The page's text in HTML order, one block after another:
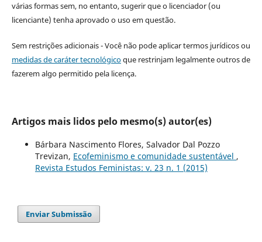
várias formas sem, no entanto, sugerir que o licenciador (ou
licenciante) tenha aprovado o uso em questão.
Sem restrições adicionais - Você não pode aplicar termos jurídicos ou
medidas de caráter tecnológicoque restrinjam legalmente outros de
fazerem algo permitido pela licença.
Artigos mais lidos pelo mesmo(s) autor(es)
Bárbara Nascimento Flores, Salvador Dal Pozzo
Trevizan, Ecofeminismo e comunidade sustentável ,
Revista Estudos Feministas: v. 23 n. 1 (2015)
Enviar Submissão